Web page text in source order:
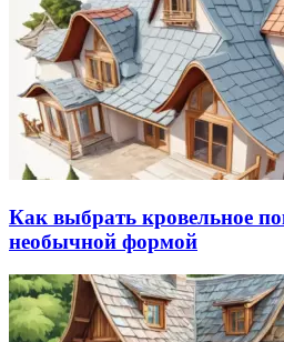
Как выбрать кровельное
необычной формой